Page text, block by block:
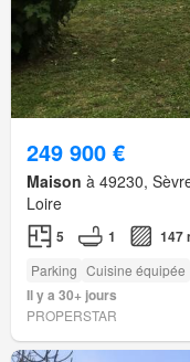
249 900 €
Maison à 49230,
Loire
5 1 147
Parking Cuisine équipée
Il y a 30+ jours
PROPERSTAR